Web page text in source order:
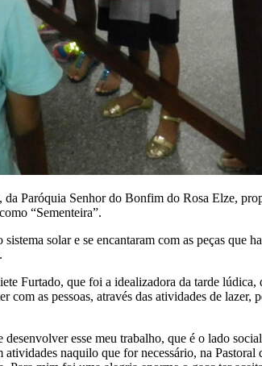
Paróquia Senhor do Bonfim do Rosa Elze,
“Sementeira”.
solar e se encantaram com as peças
Furtado, que foi a idealizadora da tarde
as pessoas, através das atividades de lazer,
esse meu trabalho, que é o lado
naquilo que for necessário, na